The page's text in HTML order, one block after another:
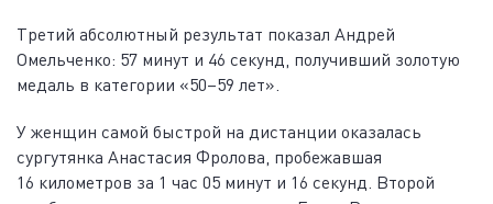
Третий абсолютный результат показал Андрей
Омельченко: 57 минут и 46 секунд, получивший золотую
медаль в категории «50–59 лет».
У женщин самой быстрой на дистанции оказалась
сургутянка Анастасия Фролова, пробежавшая
16 километров за 1 час 05 минут и 16 секунд. Второй